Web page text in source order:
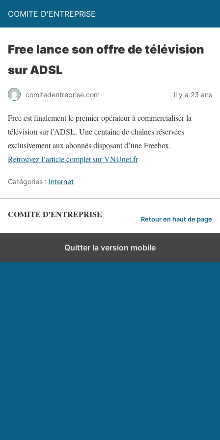
COMITE D'ENTREPRISE
Free lance son offre de télévision
sur ADSL
comitedentreprise.com il y a 23 ans
Free est finalement le premier opérateur à commercialiser la
télévision sur l’ADSL. Une centaine de chaînes réservées
exclusivement aux abonnés disposant d’une Freebox.
Retrouvez l’article complet sur VNUnet.fr
Catégories : Internet
COMITE D'ENTREPRISE Retour en haut de page
Quitter la version mobile